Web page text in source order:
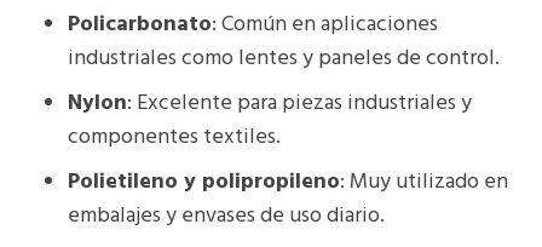
Policarbonato: Común en aplicaciones
industriales como lentes y paneles de control.
Nylon: Excelente para piezas industriales y
componentes textiles.
Polietileno y polipropileno: Muy utilizado en
embalajes y envases de uso diario.